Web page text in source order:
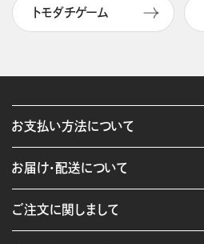
トモダチゲーム
お支払い方法について
お届け・配送について
ご注文に関しまして